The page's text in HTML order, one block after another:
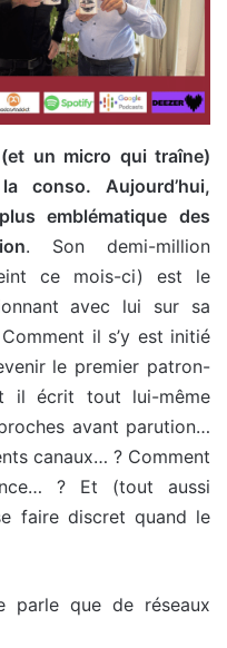
(et un micro qui traîne)
conso.
Aujourd’hui,
emblématique des
. Son demi-million
ce mois-ci) est le
avec lui sur sa
il s’y est initié
le premier patron-
il écrit tout lui-même
avant parution…
canaux… ? Comment
? Et (tout aussi
faire discret quand le
parle que de réseaux